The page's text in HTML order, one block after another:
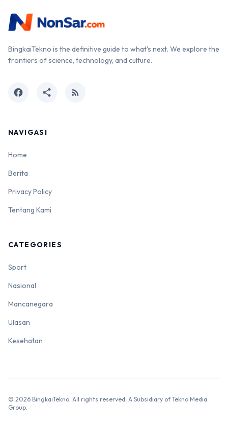
BingkaiTekno is the definitive guide to what's next. We explore the
frontiers of science, technology, and culture.
facebook share rss_feed
NAVIGASI
Home
Berita
Privacy Policy
Tentang Kami
CATEGORIES
Sport
Nasional
Mancanegara
Ulasan
Kesehatan
© 2026 BingkaiTekno. All rights reserved. A Subsidiary of Tekno Media
Group.